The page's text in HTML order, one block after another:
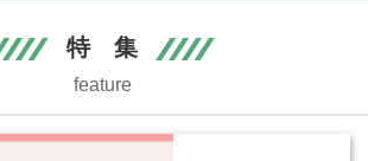
特 集
feature